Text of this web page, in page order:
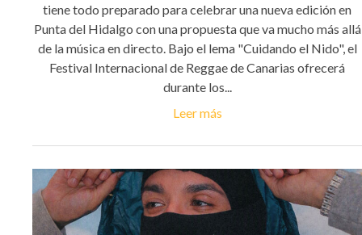
tiene todo preparado para celebrar una nueva edición en
Punta del Hidalgo con una propuesta que va mucho más allá
de la música en directo. Bajo el lema "Cuidando el Nido", el
Festival Internacional de Reggae de Canarias ofrecerá
durante los...
Leer más